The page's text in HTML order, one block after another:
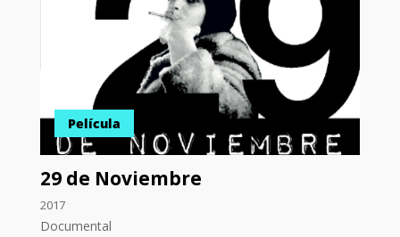
Película
29 de Noviembre
2017
Documental